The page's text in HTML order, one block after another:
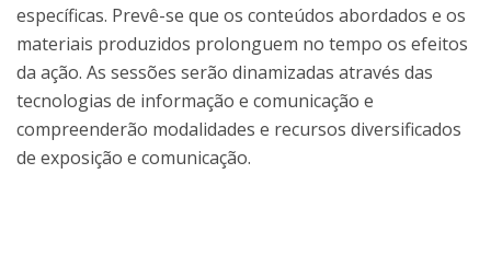
específicas. Prevê-se que os conteúdos abordados e os
materiais produzidos prolonguem no tempo os efeitos
da ação. As sessões serão dinamizadas através das
tecnologias de informação e comunicação e
compreenderão modalidades e recursos diversificados
de exposição e comunicação.